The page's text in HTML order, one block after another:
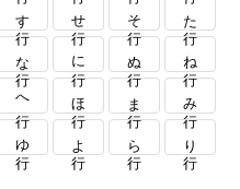
す行 せ行 そ行 た行
な行 に行 ぬ行 ね行
へ行 ほ行 ま行 み行
ゆ行 よ行 ら行 り行